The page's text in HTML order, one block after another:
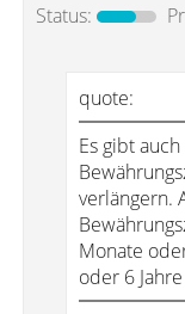
Status:
quote:
Es gibt
verlängern.
Monate
oder 6